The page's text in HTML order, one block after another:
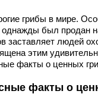
грибы в мире.
был продан
заставляет людей
этим
факты о ценных
факты о